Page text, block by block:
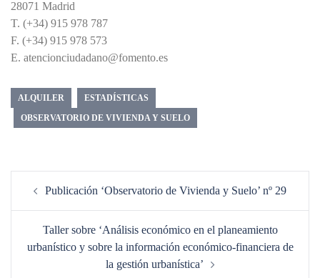
28071 Madrid
T. (+34) 915 978 787
F. (+34) 915 978 573
E. atencionciudadano@fomento.es
ALQUILER
ESTADÍSTICAS
OBSERVATORIO DE VIVIENDA Y SUELO
Publicación ‘Observatorio de Vivienda y Suelo’ nº 29
Taller sobre ‘Análisis económico en el planeamiento
urbanístico y sobre la información económico-financiera de
la gestión urbanística’